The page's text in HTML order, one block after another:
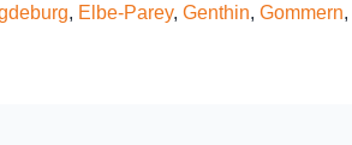
, Elbe-Parey, Genthin, Gommern,